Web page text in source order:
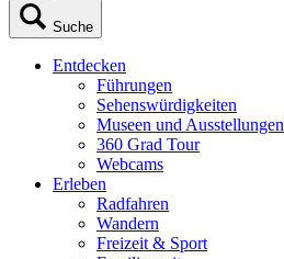
Suche
Entdecken
Führungen
Sehenswürdigkeiten
Museen und Ausstellungen
360 Grad Tour
Webcams
Erleben
Radfahren
Wandern
Freizeit & Sport